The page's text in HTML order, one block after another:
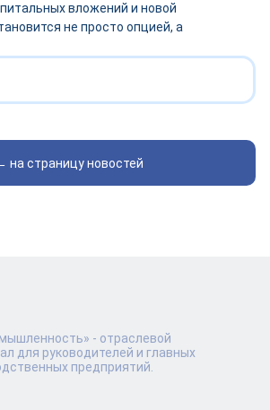
вложений и новой
не просто опцией, а
на страницу новостей
- отраслевой
для руководителей и главных
предприятий.